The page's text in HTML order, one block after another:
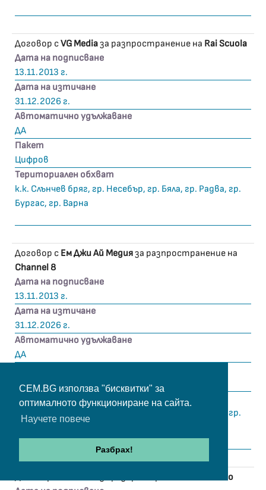
CEM.BG използва "бисквитки" за
оптималното функциониране на сайта.
Научете повече
Разбрах!
Договор сVG Mediaза разпространение на Rai Scuola
Дата на подписване
13.11.2013 г.
Дата на изтичане
31.12.2026 г.
Автоматично удължаване
ДА
Пакет
Цифров
Териториален обхват
к.к. Слънчев бряг, гр. Несебър, гр. Бяла, гр. Радва, гр.
Бургас, гр. Варна
Договор с Ем Джи Ай Медияза разпространение на
Channel 8
Дата на подписване
13.11.2013 г.
Дата на изтичане
31.12.2026 г.
Автоматично удължаване
ДА
Цифров
Териториален обхват
к.к. Слънчев бряг, гр. Несебър, гр. Бяла, гр. Радва, гр.
Бургас, гр. Варна
Raiuno